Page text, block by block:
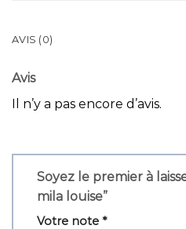
AVIS (0)
Avis
Il n’y a pas encore d’avis.
Soyez le premier à
mila louise”
Votre note *